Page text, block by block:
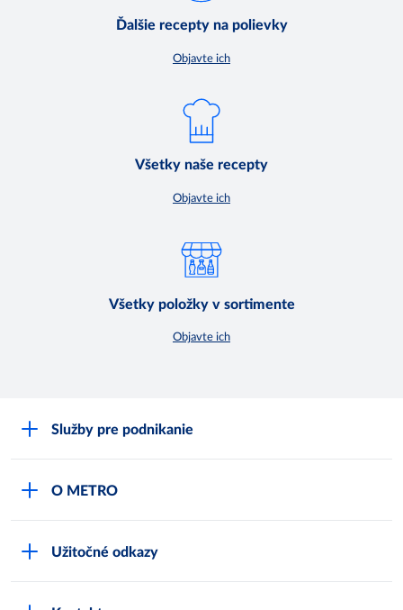
Ďalšie recepty na polievky
Objavte ich
Všetky naše recepty
Objavte ich
Všetky položky v sortimente
Objavte ich
Služby pre podnikanie
Track & trace
O METRO
Užitočné odkazy